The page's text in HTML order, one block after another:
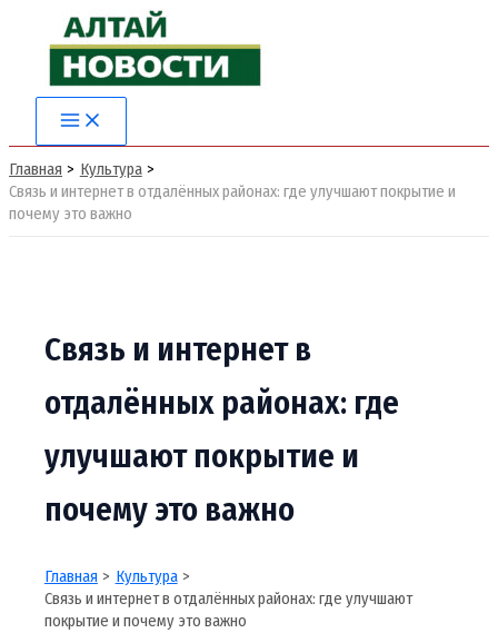
содержимому
Main
Menu
Главная
Культура
Связь и интернет в отдалённых районах: где улучшают покрытие и
почему это важно
Связь и интернет в
отдалённых районах: где
улучшают покрытие и
почему это важно
Главная
Культура
Связь и интернет в отдалённых районах: где улучшают
покрытие и почему это важно